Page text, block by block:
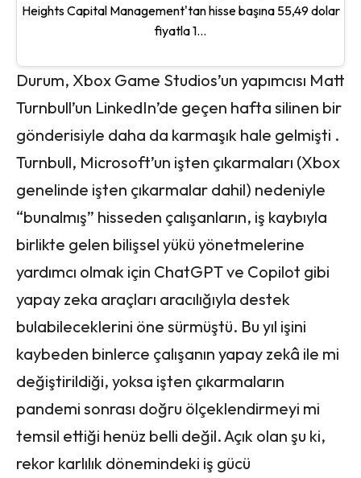
Heights Capital Management'tan hisse başına 55,49 dolar
fiyatla 1...
Durum, Xbox Game Studios’un yapımcısı Matt
Turnbull’un LinkedIn’de geçen hafta silinen bir
gönderisiyle daha da karmaşık hale gelmişti .
Turnbull, Microsoft’un işten çıkarmaları (Xbox
genelinde işten çıkarmalar dahil) nedeniyle
“bunalmış” hisseden çalışanların, iş kaybıyla
birlikte gelen bilişsel yükü yönetmelerine
yardımcı olmak için ChatGPT ve Copilot gibi
yapay zeka araçları aracılığıyla destek
bulabileceklerini öne sürmüştü. Bu yıl işini
kaybeden binlerce çalışanın yapay zekâ ile mi
değiştirildiği, yoksa işten çıkarmaların
pandemi sonrası doğru ölçeklendirmeyi mi
temsil ettiği henüz belli değil. Açık olan şu ki,
rekor karlılık dönemindeki iş gücü